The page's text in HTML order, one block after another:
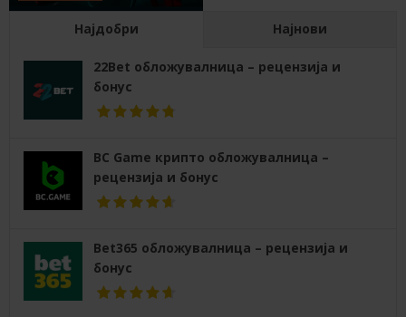
Најдобри Најнови
22Bet обложувалница – рецензија и
бонус
BC Game крипто обложувалница –
рецензија и бонус
Bet365 обложувалница – рецензија и
бонус